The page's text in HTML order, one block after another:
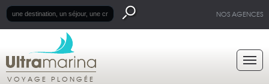
NOS AGENCES
VOYAGE PLONGÉE